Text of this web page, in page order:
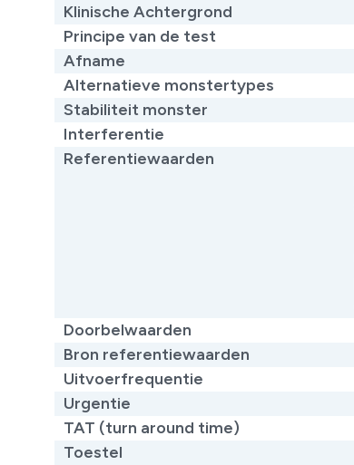
Klinische Achtergrond
Principe van de test
Afname
Alternatieve monstertypes
Stabiliteit monster
Interferentie
Referentiewaarden
Doorbelwaarden
Bron referentiewaarden
Uitvoerfrequentie
Urgentie
TAT (turn around time)
Toestel